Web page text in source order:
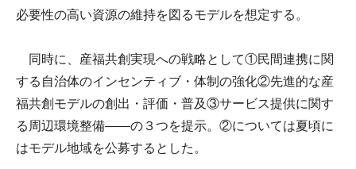
必要性の高い資源の維持を図るモデルを想定する。
同時に、産福共創実現への戦略として①民間連携に関
する自治体のインセンティブ・体制の強化②先進的な産
福共創モデルの創出・評価・普及③サービス提供に関す
る周辺環境整備――の３つを提示。②については夏頃に
はモデル地域を公募するとした。